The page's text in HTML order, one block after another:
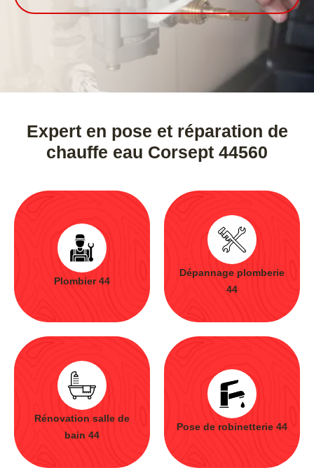
Expert en pose et réparation de
chauffe eau Corsept 44560
Plombier 44
Dépannage plomberie
44
Rénovation salle de
bain 44
Pose de robinetterie 44